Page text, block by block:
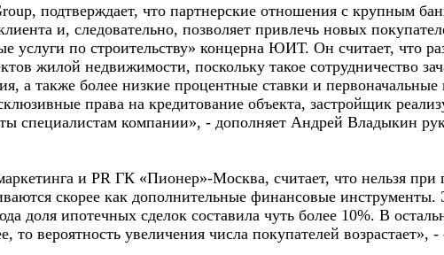
подтверждает, что партнерские отношения с крупным
и, следовательно, позволяет привлечь новых
услуги по строительству» концерна ЮИТ. Он считает, что
жилой недвижимости, поскольку такое сотрудничество
а также более низкие процентные ставки и
права на кредитование объекта, застройщик
специалистам компании», - дополняет Андрей Владыкин
и PR ГК «Пионер»-Москва, считает, что нельзя при
скорее как дополнительные финансовые
доля ипотечных сделок составила чуть более 10%. В
вероятность увеличения числа покупателей возрастает», -